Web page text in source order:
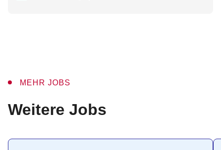
MEHR JOBS
:
Weitere Jobs